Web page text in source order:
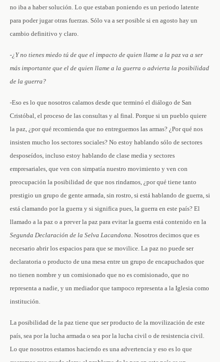
no iba a haber solución. Lo que estaban poniendo es un periodo latente
para poder jugar otras fuerzas. Sólo va a ser posible si en agosto hay un
cambio definitivo y claro.
-¿Y no tienes miedo tú de que el impacto de quien llame a la paz va a ser
más importante que el de quien llame a la guerra o advierta la posibilidad
de la guerra?
-Eso es lo que nosotros calamos desde que terminó el diálogo de San
Cristóbal, el proceso de las consultas y al final. Porque si un pueblo quiere
la paz, ¿por qué recomienda que no entreguemos las armas? ¿Por qué nos
insisten mucho los sectores sociales? No estoy hablando sólo de sectores
desposeídos, incluso estoy hablando de clase media y sectores
empresariales, que ven con simpatía nuestro movimiento y ven con
preocupación la posibilidad de que nos rindamos, ¿por qué tiene tanto
prestigio un grupo de gente armada, sin rostro, si está hablando de guerra, si
está clamando por la guerra y si significa pues, la guerra en este país? El
llamado a la paz o a prever la paz para evitar la guerra está contenido en la
Segunda Declaración de la Selva Lacandona. Nosotros decimos que es
necesario abrir los espacios para que se movilice. La paz no puede ser
declaratoria o producto de una mesa entre un grupo de encapuchados que
no tienen nombre y un comisionado que no es comisionado, que no
representa a nadie, y un mediador que tampoco representa a la Iglesia como
institución.
La posibilidad de la paz tiene que ser producto de la movilización de este
país, sea por la lucha armada o sea por la lucha civil o de resistencia civil.
Lo que nosotros estamos haciendo es una advertencia y eso es lo que